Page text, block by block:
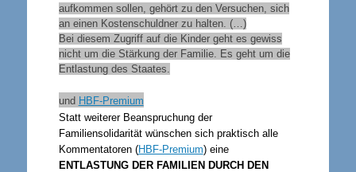
aufkommen sollen, gehört zu den Versuchen, sich
an einen Kostenschuldner zu halten. (…)
Bei diesem Zugriff auf die Kinder geht es gewiss
nicht um die Stärkung der Familie. Es geht um die
Entlastung des Staates.
und HBF-Premium
Statt weiterer Beanspruchung der
Familiensolidarität wünschen sich praktisch alle
Kommentatoren (HBF-Premium) eine
ENTLASTUNG DER FAMILIEN DURCH DEN